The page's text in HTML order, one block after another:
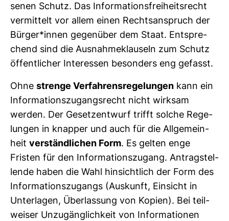
senen Schutz. Das Infor­ma­ti­ons­frei­heits­recht
ver­mit­telt vor allem einen Rechts­an­spruch der
Bürger*innen gegen­über dem Staat. Ent­spre­
chend sind die Aus­nah­me­klau­seln zum Schutz
öffent­li­cher Inter­essen beson­ders eng gefasst.
Ohne strenge Ver­fah­rens­re­ge­lungen kann ein
Infor­ma­ti­ons­zu­gangs­recht nicht wirksam
werden. Der Gesetz­ent­wurf trifft solche Rege­
lungen in knapper und auch für die All­ge­mein­
heit ver­ständ­li­chen Form. Es gelten enge
Fristen für den Infor­ma­ti­ons­zu­gang. Antrag­stel­
lende haben die Wahl hin­sicht­lich der Form des
Infor­ma­ti­ons­zu­gangs (Aus­kunft, Ein­sicht in
Unter­lagen, Über­las­sung von Kopien). Bei teil­
weiser Unzu­gäng­lich­keit von Infor­ma­tionen